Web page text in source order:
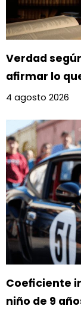
Verdad
afirmar lo
4 agosto 2026
Coeficiente
niño de 9